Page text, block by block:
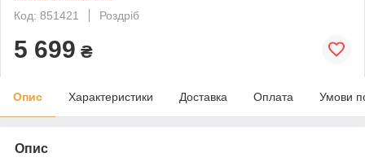
Код: 851421
Роздріб
5 699 ₴
Опис Характеристики Доставка Оплата Умови
Опис